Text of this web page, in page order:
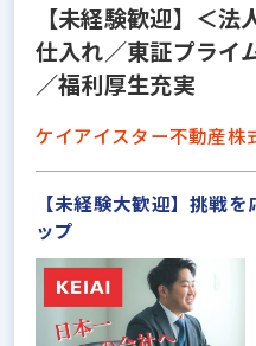
【未経験歓迎】＜
仕入れ／東証プライ
／福利厚生充実
ケイアイスター不動産株
【未経験大歓迎】挑戦
ップ